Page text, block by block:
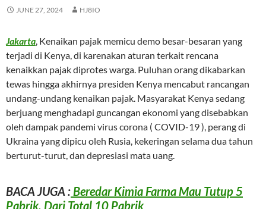
JUNE 27, 2024 HJ8IO
Jakarta, Kenaikan pajak memicu demo besar-besaran yang
terjadi di Kenya, di karenakan aturan terkait rencana
kenaikkan pajak diprotes warga. Puluhan orang dikabarkan
tewas hingga akhirnya presiden Kenya mencabut rancangan
undang-undang kenaikan pajak. Masyarakat Kenya sedang
berjuang menghadapi guncangan ekonomi yang disebabkan
oleh dampak pandemi virus corona ( COVID-19 ), perang di
Ukraina yang dipicu oleh Rusia, kekeringan selama dua tahun
berturut-turut, dan depresiasi mata uang.
BACA JUGA :Beredar Kimia Farma Mau Tutup 5
Pabrik, Dari Total 10 Pabrik